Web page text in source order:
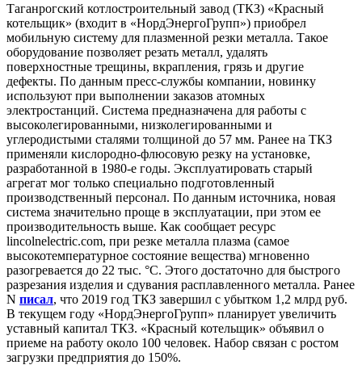
Таганрогский котлостроительный завод (ТКЗ) «Красный
котельщик» (входит в «НордЭнергоГрупп») приобрел
мобильную систему для плазменной резки металла. Такое
оборудование позволяет резать металл, удалять
поверхностные трещины, вкрапления, грязь и другие
дефекты. По данным пресс-службы компании, новинку
используют при выполнении заказов атомных
электростанций. Система предназначена для работы с
высоколегированными, низколегированными и
углеродистыми сталями толщиной до 57 мм. Ранее на ТКЗ
применяли кислородно-флюсовую резку на установке,
разработанной в 1980-е годы. Эксплуатировать старый
агрегат мог только специально подготовленный
производственный персонал. По данным источника, новая
система значительно проще в эксплуатации, при этом ее
производительность выше. Как сообщает ресурс
lincolnelectric.com, при резке металла плазма (самое
высокотемпературное состояние вещества) мгновенно
разогревается до 22 тыс. °C. Этого достаточно для быстрого
разрезания изделия и сдувания расплавленного металла. Ранее
N писал, что 2019 год ТКЗ завершил с убытком 1,2 млрд руб.
В текущем году «НордЭнергоГрупп» планирует увеличить
уставный капитал ТКЗ. «Красный котельщик» объявил о
приеме на работу около 100 человек. Набор связан с ростом
загрузки предприятия до 150%.